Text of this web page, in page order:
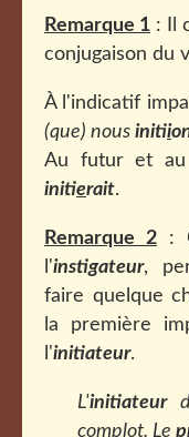
Remarque 1 : Il
conjugaison du
À l'indicatif
(que) nous initii
Au futur et
initierait.
Remarque 2 :
l'instigateur,
faire quelque
la première
l'initiateur.
L'initiateur
complot. Le